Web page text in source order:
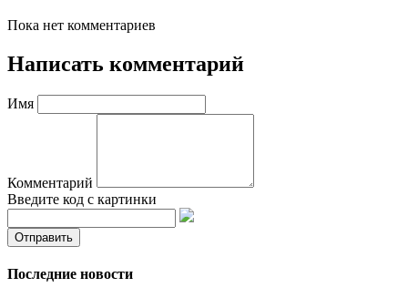
Пока нет комментариев
Написать комментарий
Имя
Комментарий
Введите код с картинки
Последние новости